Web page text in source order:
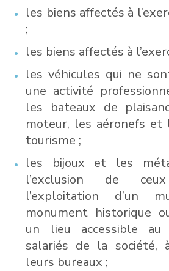
les biens affectés à
;
les biens affectés à
les véhicules qui ne
une activité
les bateaux de
moteur, les aéronefs et
tourisme ;
les bijoux et les
l’exclusion de
l’exploitation d’un
monument historique
un lieu accessible
salariés de la société,
leurs bureaux ;